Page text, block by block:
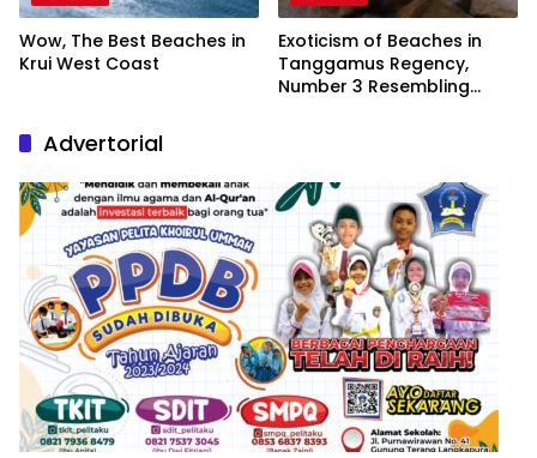
Wow, The Best Beaches in
Krui West Coast
Exoticism of Beaches in
Tanggamus Regency,
Number 3 Resembling
Advertorial